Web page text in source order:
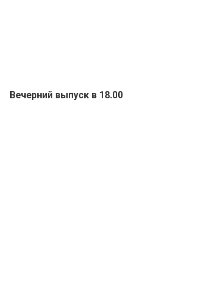
Вечерний выпуск в 18.00